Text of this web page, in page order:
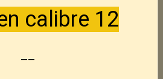
calibre 12
--